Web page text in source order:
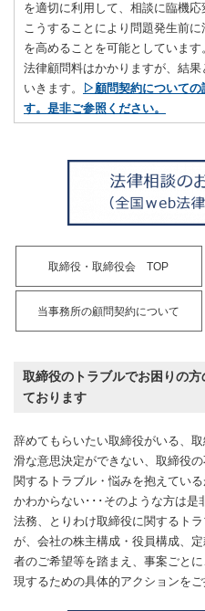
を適切に利用して、相談に臨機応
こうすることにより問題発生前
を高めることを可能としています
法律顧問料はかかりますが、結
いきます。
▷顧問契約についての
す。是非ご参照ください。
取締役・取締役会 TOP
当事務所の顧問契約について
取締役のトラブルでお困りの
ております
辞めてもらいたい取締役がいる、
滑な意思決定ができない、取締役
関するトラブル・悩みを抱えてい
かわからない･･･そのような方は
法務、とりわけ取締役に関するト
が、会社の株主構成・役員構成、
者のご希望等を踏まえ、事案ごと
現するための具体的アクションを